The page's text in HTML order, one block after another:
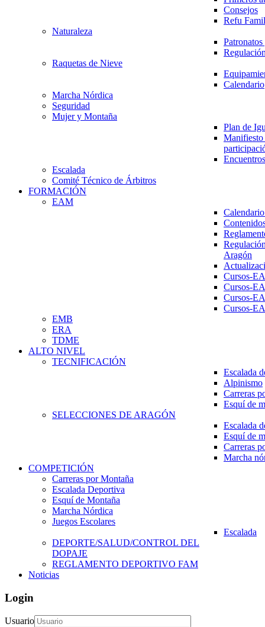
Consejos
Refu
Naturaleza
Raquetas de Nieve
Calendario
Marcha Nórdica
Seguridad
Mujer y Montaña
Plan de
Escalada
Comité Técnico de Árbitros
FORMACIÓN
EAM
Aragón
Cursos-
Cursos-
Cursos-
Cursos-
EMB
ERA
TDME
ALTO NIVEL
TECNIFICACIÓN
Escalada
Alpinismo
Carreras
Esquí de
SELECCIONES DE ARAGÓN
Escalada
Esquí de
Carreras
Marcha
COMPETICIÓN
Carreras por Montaña
Escalada Deportiva
Esquí de Montaña
Marcha Nórdica
Juegos Escolares
Escalada
DEPORTE/SALUD/CONTROL DEL
DOPAJE
REGLAMENTO DEPORTIVO FAM
Noticias
Login
Usuario